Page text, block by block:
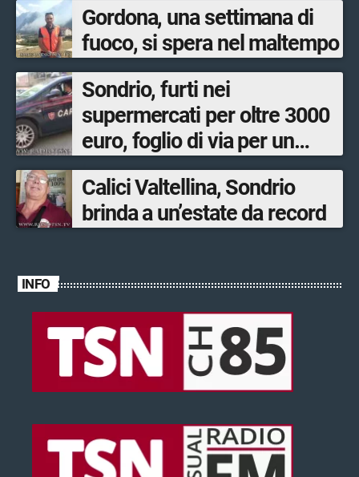
Gordona, una settimana di
fuoco, si spera nel maltempo
Sondrio, furti nei
supermercati per oltre 3000
euro, foglio di via per un
ventinovenne
Calici Valtellina, Sondrio
brinda a un’estate da record
INFO